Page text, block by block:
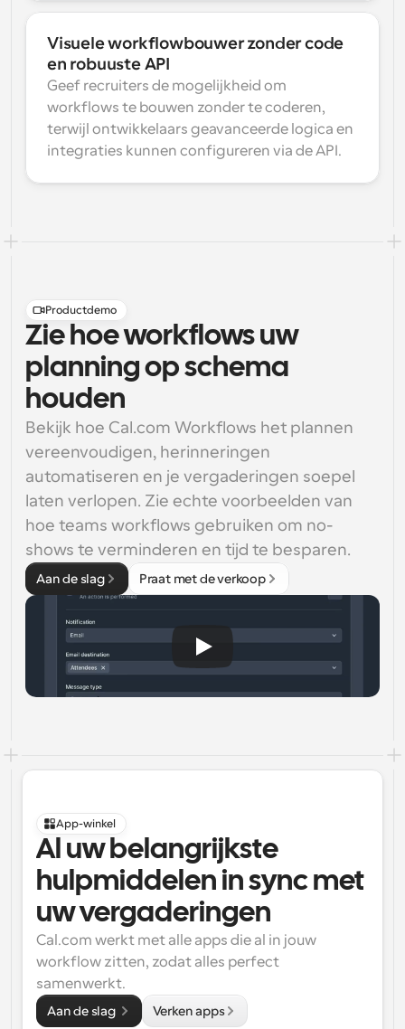
Visuele workflowbouwer zonder code
en robuuste API
Geef recruiters de mogelijkheid om
workflows te bouwen zonder te coderen,
terwijl ontwikkelaars geavanceerde logica en
integraties kunnen configureren via de API.
Productdemo
Zie hoe workflows uw
planning op schema
houden
Bekijk hoe Cal.com Workflows het plannen
vereenvoudigen, herinneringen
automatiseren en je vergaderingen soepel
laten verlopen. Zie echte voorbeelden van
hoe teams workflows gebruiken om no-
shows te verminderen en tijd te besparen.
Aan de slag Praat met de verkoop
App-winkel
Al uw belangrijkste
hulpmiddelen in sync met
uw vergaderingen
Cal.com werkt met alle apps die al in jouw
workflow zitten, zodat alles perfect
samenwerkt.
Aan de slag Verken apps